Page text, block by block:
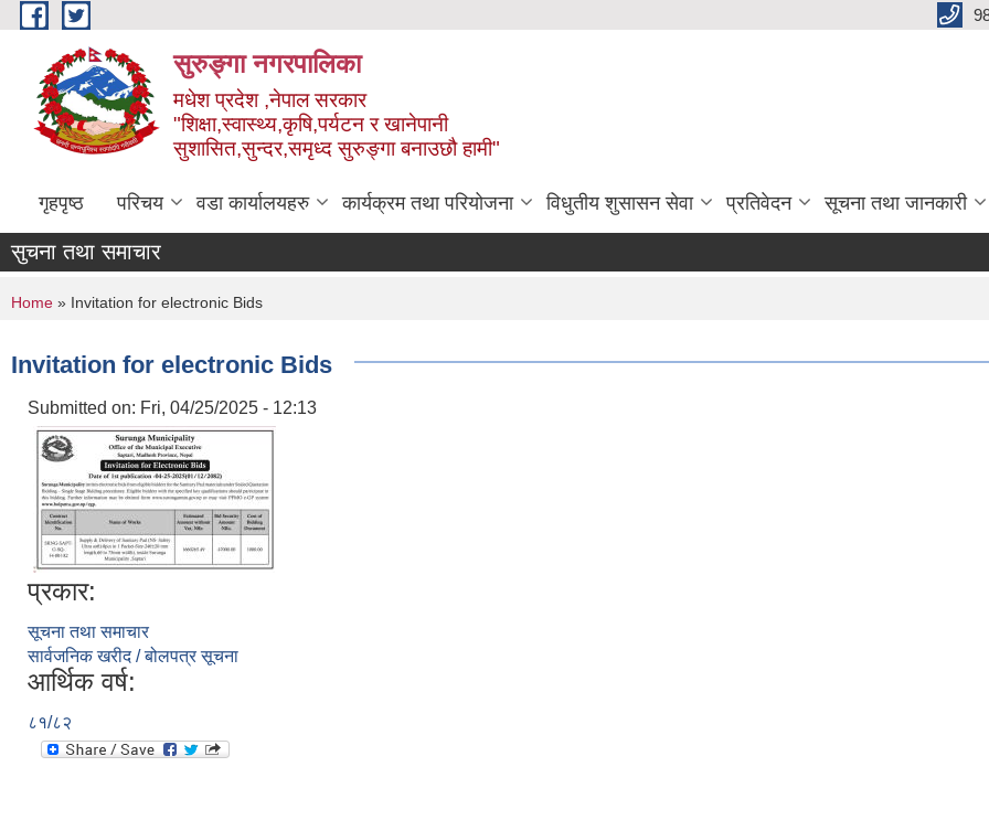
Skip to main content
सुरुङ्‍गा नगरपालिका
मधेश प्रदेश ,नेपाल सरकार
"शिक्षा,स्वास्थ्य,कृषि,पर्यटन र खानेपानी
सुशासित,सुन्दर,समृध्द सुरुङ्गा बनाउछौ हामी"
गृहपृष्ठ परिचय वडा कार्यालयहरु कार्यक्रम तथा परियोजना विधुतीय शुसासन सेवा प्रतिवेदन सूचना तथा जानकारी
सुचना तथा समाचार
You are here
Home » Invitation for electronic Bids
Invitation for electronic Bids
Submitted on: Fri, 04/25/2025 - 12:13
प्रकार:
सूचना तथा समाचार
सार्वजनिक खरीद / बोलपत्र सूचना
आर्थिक वर्ष:
८१/८२